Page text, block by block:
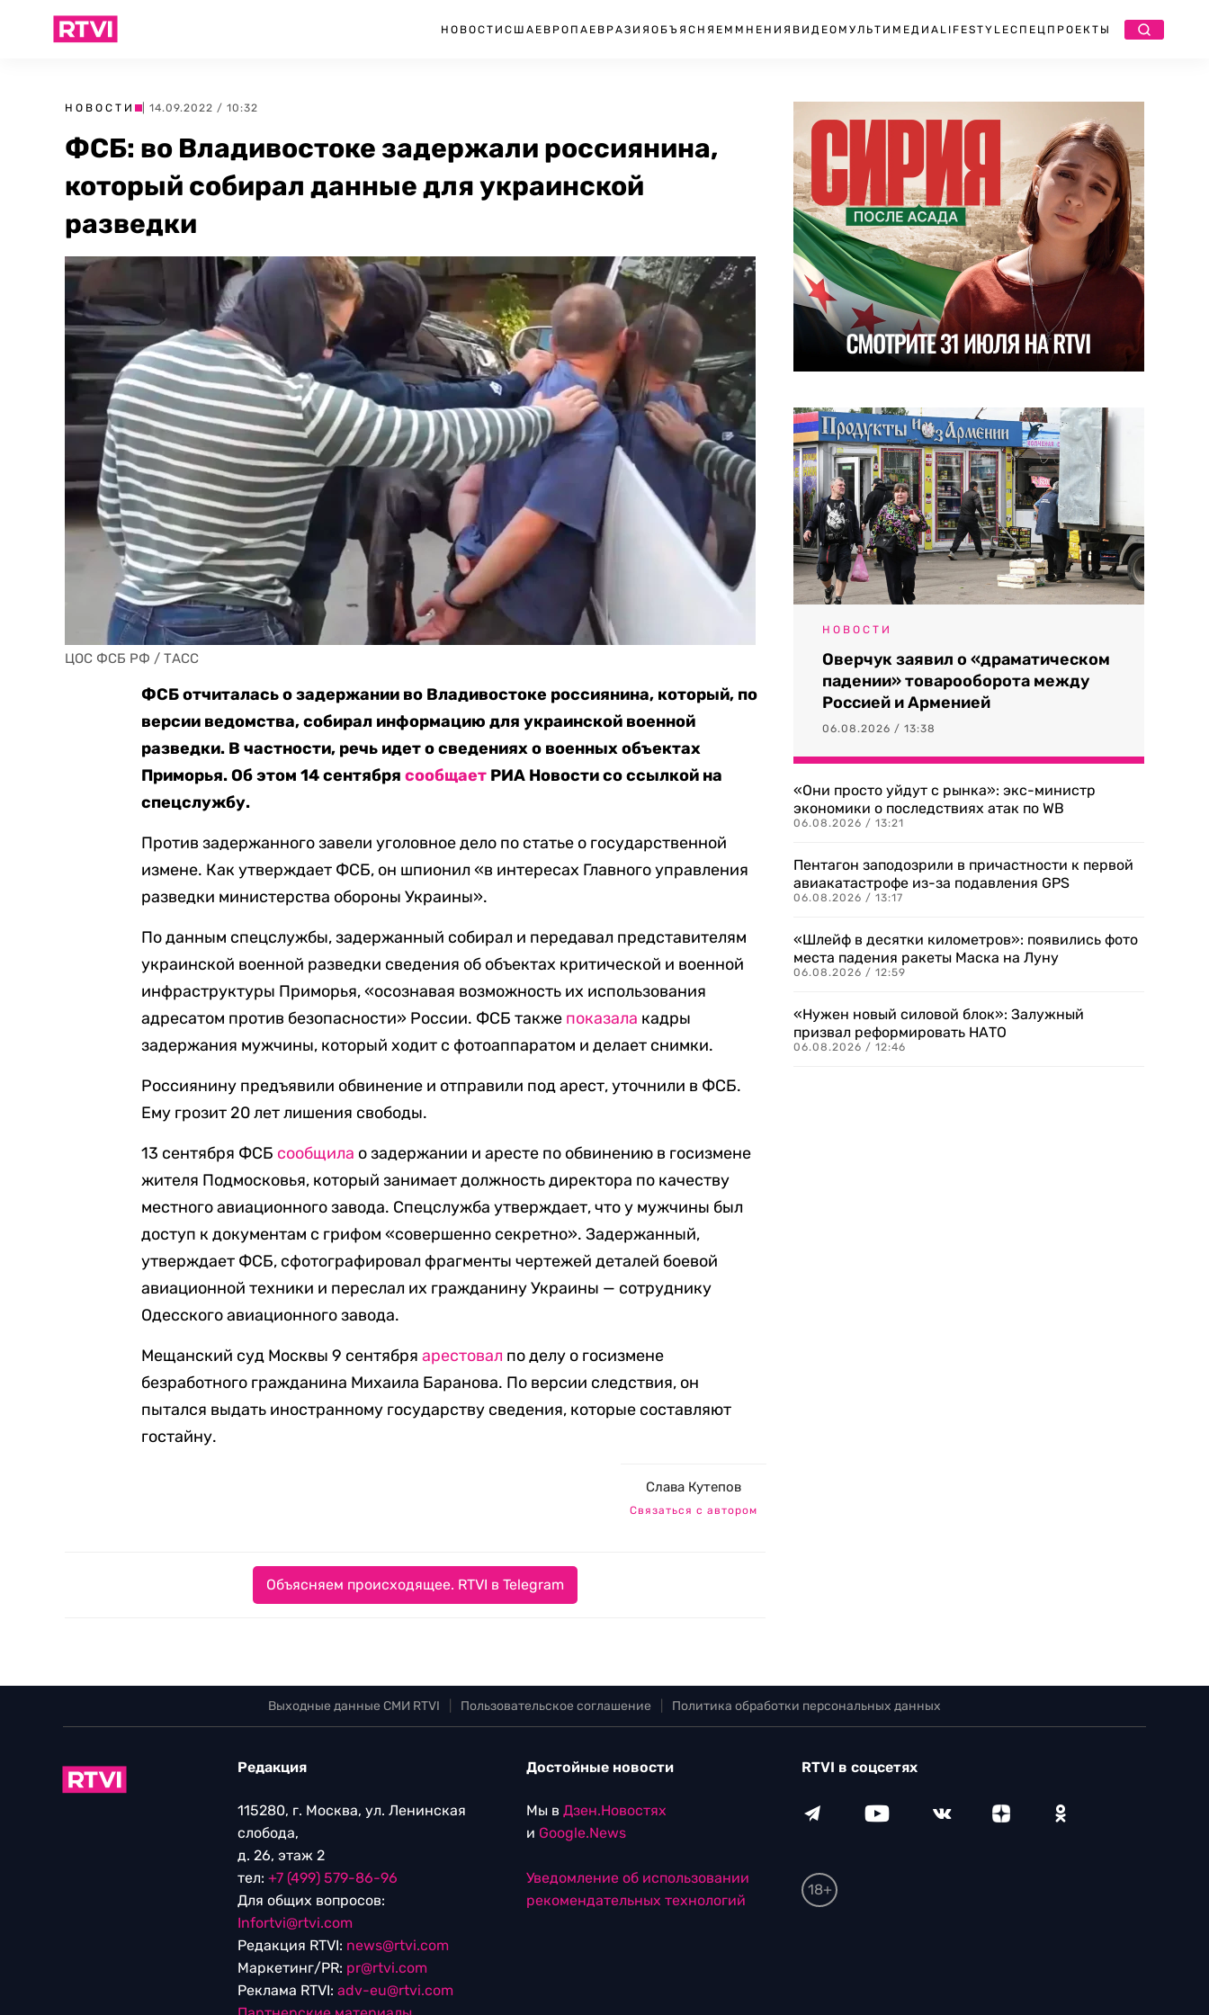
НОВОСТИ США ЕВРОПА ЕВРАЗИЯ ОБЪЯСНЯЕМ МНЕНИЯ ВИДЕО МУЛЬТИМЕДИА LIFESTYLEСПЕЦПРОЕКТЫ
НОВОСТИ | 14.09.2022 / 10:32
ФСБ: во Владивостоке задержали россиянина,
который собирал данные для украинской
разведки
ЦОС ФСБ РФ / ТАСС
ФСБ отчиталась о задержании во Владивостоке россиянина, который, по
версии ведомства, собирал информацию для украинской военной
разведки. В частности, речь идет о сведениях о военных объектах
Приморья. Об этом 14 сентябрясообщает РИА Новости со ссылкой на
спецслужбу.
Против задержанного завели уголовное дело по статье о государственной
измене. Как утверждает ФСБ, он шпионил «в интересах Главного управления
разведки министерства обороны Украины».
По данным спецслужбы, задержанный собирал и передавал представителям
украинской военной разведки сведения об объектах критической и военной
инфраструктуры Приморья, «осознавая возможность их использования
адресатом против безопасности» России. ФСБ также показала кадры
задержания мужчины, который ходит с фотоаппаратом и делает снимки.
Россиянину предъявили обвинение и отправили под арест, уточнили в ФСБ.
Ему грозит 20 лет лишения свободы.
13 сентября ФСБ сообщила о задержании и аресте по обвинению в госизмене
жителя Подмосковья, который занимает должность директора по качеству
местного авиационного завода. Спецслужба утверждает, что у мужчины был
доступ к документам с грифом «совершенно секретно». Задержанный,
утверждает ФСБ, сфотографировал фрагменты чертежей деталей боевой
авиационной техники и переслал их гражданину Украины — сотруднику
Одесского авиационного завода.
Мещанский суд Москвы 9 сентябряарестовал по делу о госизмене
безработного гражданина Михаила Баранова. По версии следствия, он
пытался выдать иностранному государству сведения, которые составляют
гостайну.
Слава Кутепов
Связаться с автором
Объясняем происходящее. RTVI в Telegram
НОВОСТИ
Оверчук заявил о «драматическом
падении» товарооборота между
Россией и Арменией
06.08.2026 / 13:38
«Они просто уйдут с рынка»: экс-министр
экономики о последствиях атак по WB
06.08.2026 / 13:21
Пентагон заподозрили в причастности к первой
авиакатастрофе из-за подавления GPS
06.08.2026 / 13:17
«Шлейф в десятки километров»: появились фото
места падения ракеты Маска на Луну
06.08.2026 / 12:59
«Нужен новый силовой блок»: Залужный
призвал реформировать НАТО
06.08.2026 / 12:46
Выходные данные СМИ RTVI Пользовательское соглашение Политика обработки персональных данных
Редакция
115280, г. Москва, ул. Ленинская
слобода,
д. 26, этаж 2
тел: +7 (499) 579-86-96
Для общих вопросов:
Infortvi@rtvi.com
Редакция RTVI: news@rtvi.com
Маркетинг/PR: pr@rtvi.com
Реклама RTVI: adv-eu@rtvi.com
Достойные новости
Мы в Дзен.Новостях
и Google.News
Уведомление об использовании
рекомендательных технологий
RTVI в соцсетях
18+